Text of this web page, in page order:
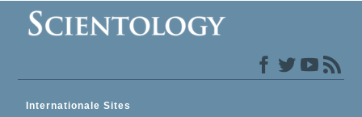
Internationale Sites